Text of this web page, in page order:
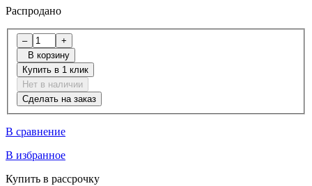
Распродано
–
+
В корзину
Купить в 1 клик
Нет в наличии
Сделать на заказ
В сравнение
В избранное
Купить в рассрочку